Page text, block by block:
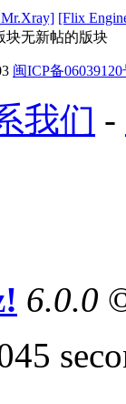
[Flix
无新帖的版块
闽ICP备06039120
我们 -
6.0.0